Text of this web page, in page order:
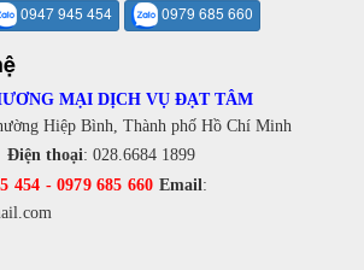
0947 945 454 0979 685 660
MẠI DỊCH VỤ ĐẠT TÂM
Hiệp Bình, Thành phố Hồ Chí Minh
Điện thoại: 028.6684 1899
454 -0979 685 660 Email: